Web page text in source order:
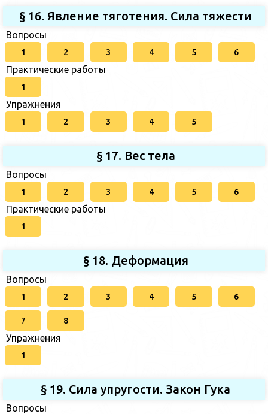
§ 16. Явление тяготения. Сила тяжести
Вопросы
1 2 3 4 5 6
Практические работы
1
Упражнения
1 2 3 4 5
§ 17. Вес тела
Вопросы
1 2 3 4 5 6
Практические работы
1
§ 18. Деформация
Вопросы
1 2 3 4 5 6
7 8
Упражнения
1
§ 19. Сила упругости. Закон Гука
Вопросы